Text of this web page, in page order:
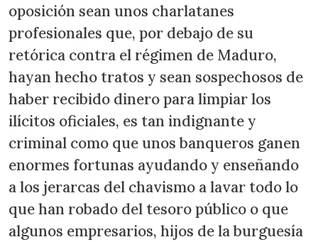
oposición sean unos charlatanes
profesionales que, por debajo de su
retórica contra el régimen de Maduro,
hayan hecho tratos y sean sospechosos de
haber recibido dinero para limpiar los
ilícitos oficiales, es tan indignante y
criminal como que unos banqueros ganen
enormes fortunas ayudando y enseñando
a los jerarcas del chavismo a lavar todo lo
que han robado del tesoro público o que
algunos empresarios, hijos de la burguesía